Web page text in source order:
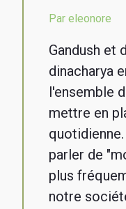
Par eleonore
Gandush et
dinacharya
l'ensemble
mettre en
parler de
plus
notre